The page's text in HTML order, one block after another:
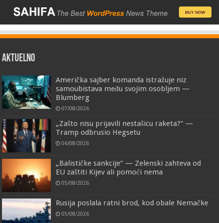
AKTUELNO
Američka sajber komanda istražuje niz
samoubistava među svojim osobljem —
Blumberg
07/08/2026
„Zašto nisu prijavili nestašicu raketa?“ —
Tramp odbrusio Hegsetu
06/08/2026
„Balističke sankcije“ — Zelenski zahteva od
EU zaštiti Kijev ali pomoći nema
05/08/2026
Rusija poslala ratni brod, kod obale Nemačke
05/08/2026